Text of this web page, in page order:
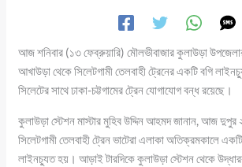
আজ শনিবার (১৩ ফেব্রুয়ারি) মৌলভীবাজার কুলাউড়া
আখাউড়া থেকে সিলেটগামী তেলবাহী ট্রেনের একটি বগি
সিলেটের সাথে ঢাকা-চট্টগামের ট্রেন যোগাযোগ বন্ধ রয়েছে।
কুলাউড়া স্টেশন মাস্টার মুহিব উদ্দিন আহমদ জানান, আজ
সিলেটগামী তেলবাহী ট্রেন ভাটেরা এলাকা অতিক্রমকালে একটি
লাইনচ্যুত হয়। আড়াই টারদিকে কুলাউড়া স্টেশন থেকে